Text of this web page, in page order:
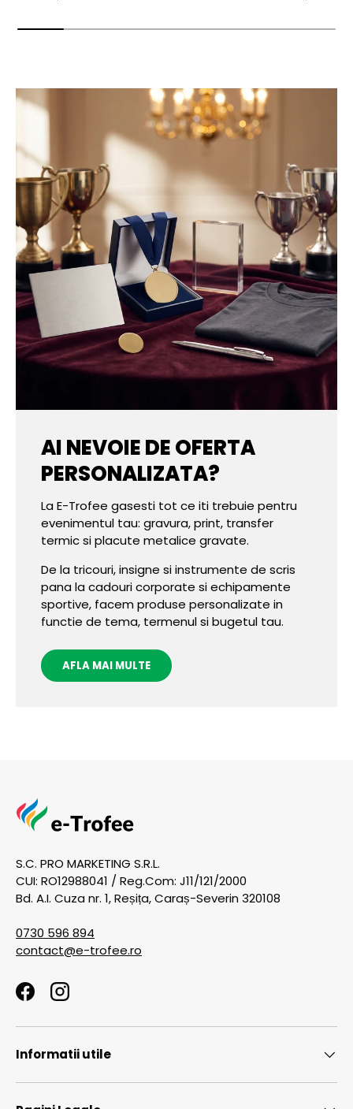
AI NEVOIE DE OFERTA
PERSONALIZATA?
La E-Trofee gasesti tot ce iti trebuie pentru
evenimentul tau: gravura, print, transfer
termic si placute metalice gravate.
De la tricouri, insigne si instrumente de scris
pana la cadouri corporate si echipamente
sportive, facem produse personalizate in
functie de tema, termenul si bugetul tau.
AFLA MAI MULTE
S.C. PRO MARKETING S.R.L.
CUI: RO12988041 / Reg.Com: J11/121/2000
Bd. A.I. Cuza nr. 1, Reșița, Caraș-Severin 320108
0730 596 894
contact@e-trofee.ro
FacebookInstagram
Informatii utile